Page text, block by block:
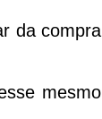
da compra
mesmo